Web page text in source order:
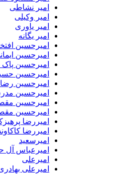
امیر نشاطی
امیر وکیلی
امیر یاوری
امیر یگانه
امیرحسین افتخاری
امیرحسین ایمانی
امیرحسین پاک نهاد
امیرحسین حسینی
امیرحسین رضائی
امیرحسین مدرس و
امیرحسین مقصودلو
امیرحسین مقصودلو و
امیررضا پرهیزکاری
امیررضا کاکاوند
امیرسعید
امیرعباس آل حبیب
امیرعلی
امیرعلی بهادری